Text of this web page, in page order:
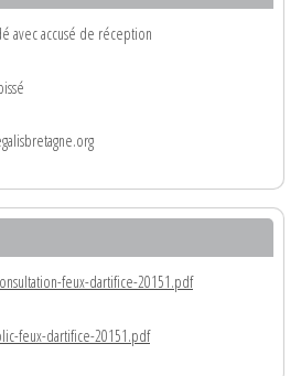
avec accusé de réception
feux-dartifice-20151.pdf
feux-dartifice-20151.pdf